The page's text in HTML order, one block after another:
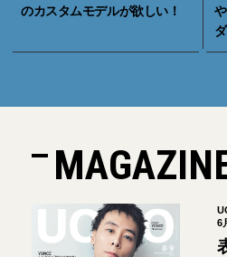
のカスタムモデルが欲しい！
6